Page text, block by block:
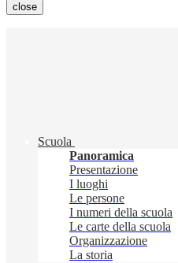
close
Scuola
Panoramica
Presentazione
I luoghi
Le persone
I numeri della scuola
Le carte della scuola
Organizzazione
La storia